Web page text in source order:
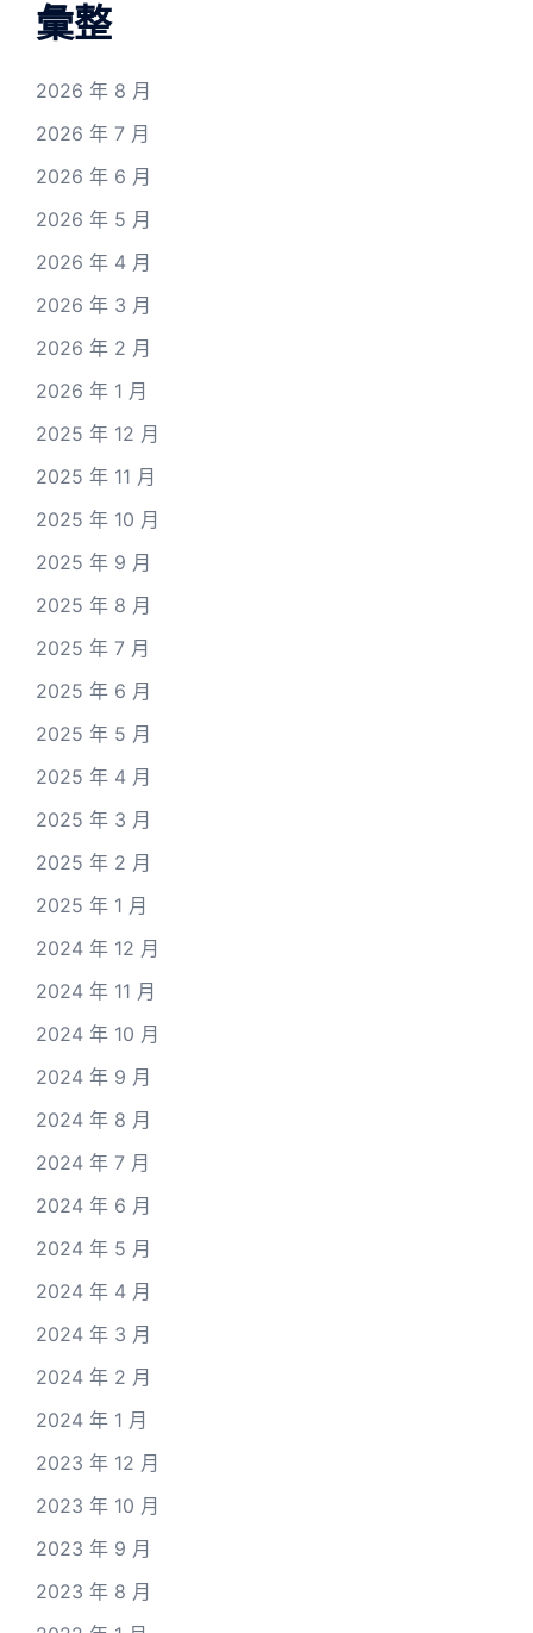
彙整
2026 年 8 月
2026 年 7 月
2026 年 6 月
2026 年 5 月
2026 年 4 月
2026 年 3 月
2026 年 2 月
2026 年 1 月
2025 年 12 月
2025 年 11 月
2025 年 10 月
2025 年 9 月
2025 年 8 月
2025 年 7 月
2025 年 6 月
2025 年 5 月
2025 年 4 月
2025 年 3 月
2025 年 2 月
2025 年 1 月
2024 年 12 月
2024 年 11 月
2024 年 10 月
2024 年 9 月
2024 年 8 月
2024 年 7 月
2024 年 6 月
2024 年 5 月
2024 年 4 月
2024 年 3 月
2024 年 2 月
2024 年 1 月
2023 年 12 月
2023 年 10 月
2023 年 9 月
2023 年 8 月